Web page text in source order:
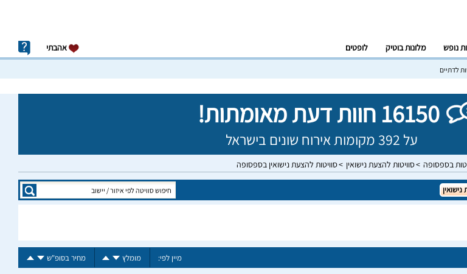
נופש מלונות בוטיק לופטים אהבתי
לדתיים
16150 חוות דעת מאומתות!
על 392 מקומות אירוח שונים בישראל
בספסופה סוויטות להצעת נישואין סוויטות להצעת נישואין בספסופה
מיין לפי: מומלץ מחיר בסופ"ש